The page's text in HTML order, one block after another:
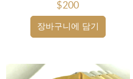
장바구니에 담기
$200